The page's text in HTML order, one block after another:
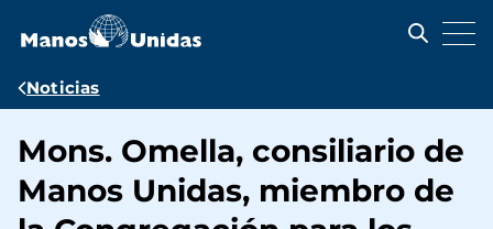
contenido
Ruta
navegación
Noticias
Mons. Omella, consiliario de
Manos Unidas, miembro de